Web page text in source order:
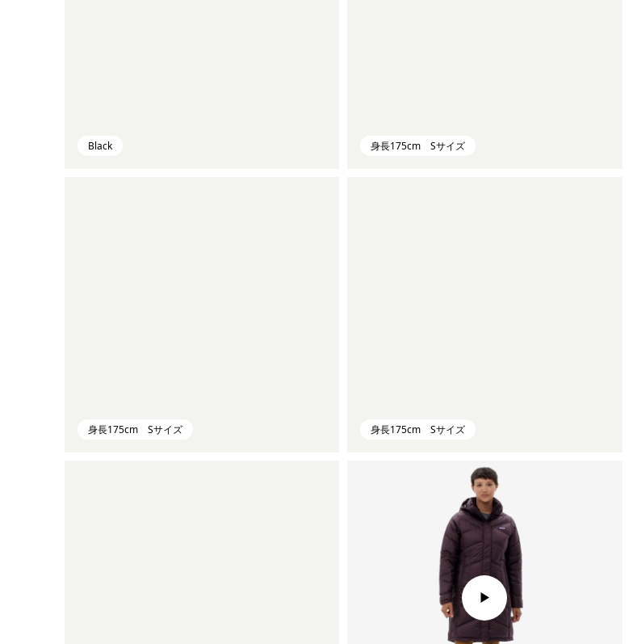
Black 身長175cm Sサイズ
身長175cm Sサイズ 身長175cm Sサイズ